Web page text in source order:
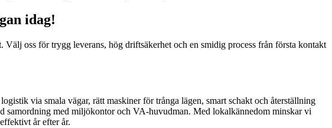
idag!
oss för trygg leverans, hög driftsäkerhet och en smidig process från första kontakt
via smala vägar, rätt maskiner för trånga lägen, smart schakt och återställning
samordning med miljökontor och VA-huvudman. Med lokalkännedom minskar vi
år efter år.